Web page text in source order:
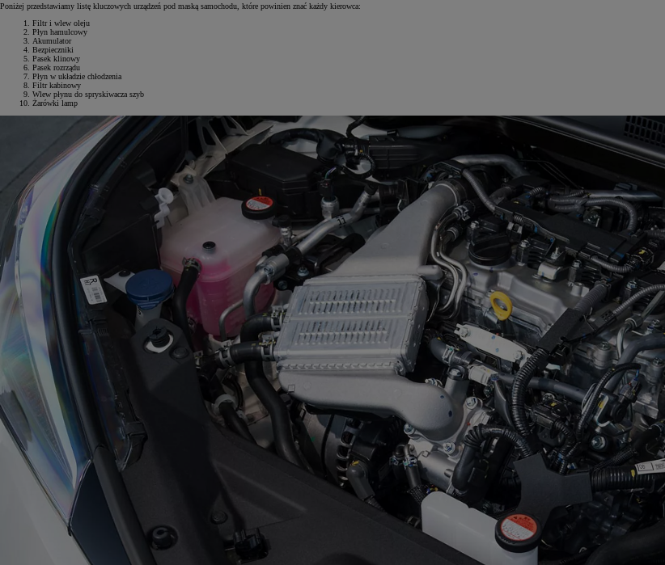
HYBRID
Poniżej przedstawiamy listę kluczowych urządzeń pod maską samochodu, które powinien znać każdy kierowca:
Filtr i wlew oleju
Płyn hamulcowy
Akumulator
Bezpieczniki
Pasek klinowy
Pasek rozrządu
Płyn w układzie chłodzenia
Filtr kabinowy
Wlew płynu do spryskiwacza szyb
Żarówki lamp